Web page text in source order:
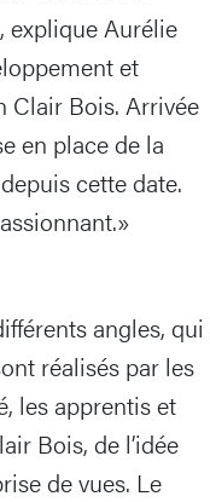
explique Aurélie
et
Clair Bois. Arrivée
en place de la
cette date.
angles, qui
réalisés par les
les apprentis et
Bois, de l’idée
de vues. Le